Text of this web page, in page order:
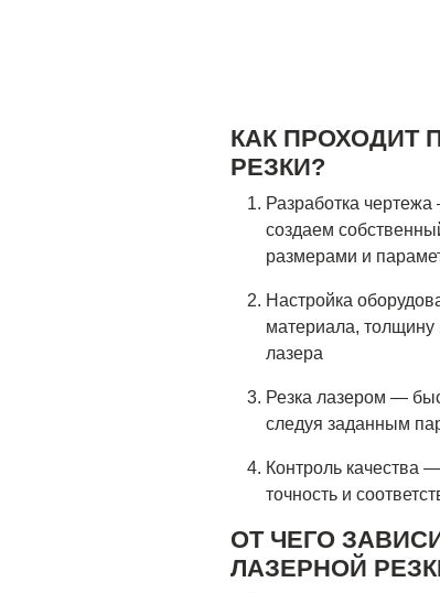
КАК ПРОХОДИТ
РЕЗКИ?
Разработка
создаем
размерами и
Настройка
материала, толщину
лазера
Резка лазером —
следуя заданным
Контроль качества
точность и
ОТ ЧЕГО
ЛАЗЕРНОЙ